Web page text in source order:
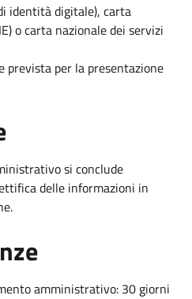
identità digitale), carta
o carta nazionale dei servizi
per la presentazione
si conclude
delle informazioni in
amministrativo: 30 giorni